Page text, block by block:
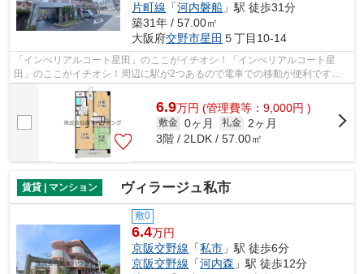
片町線 「河内磐船 」駅 徒歩31分
築31年 / 57.00㎡
大阪府交野市星田 ５丁目10-14
「インぺリアルコート星田」のここがイチオシ！「インぺリアルコート星
田」のここがイチオシ！周辺に駅が2つあるので電車での移動が便利です！
駅まで平坦な場所で移動もラクな物件です...
6.9万円 (管理費等：9,000円 )
敷金 0ヶ月 礼金
2ヶ月
3階 / 2LDK / 57.00㎡
賃貸 | マンション ヴィラージュ私市
敷0
6.4万円
京阪交野線 「私市 」駅 徒歩6分
京阪交野線 「河内森 」駅 徒歩12分